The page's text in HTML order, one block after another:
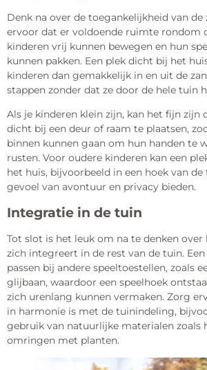
Denk na over de toegankelijkheid van de
ervoor dat er voldoende ruimte rondom
kinderen vrij kunnen bewegen en hun
kunnen pakken. Een plek dicht bij het
kinderen dan gemakkelijk in en uit de
stappen zonder dat ze door de hele tuin
Als je kinderen klein zijn, kan het fijn zijn
dicht bij een deur of raam te plaatsen,
binnen kunnen gaan om hun handen te
rusten. Voor oudere kinderen kan een
het huis, bijvoorbeeld in een hoek van
gevoel van avontuur en privacy bieden.
Integratie in de tuin
Tot slot is het leuk om na te denken over
zich integreert in de rest van de tuin.
passen bij andere speeltoestellen, zoals
glijbaan, waardoor een speelhoek
zich urenlang kunnen vermaken. Zorg
in harmonie is met de tuinindeling,
gebruik van natuurlijke materialen zoals
omringen met planten.